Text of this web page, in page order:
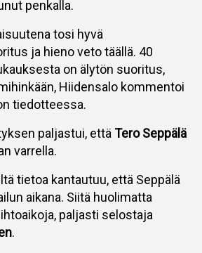
penkalla.
tosi hyvä
ja hieno veto täällä. 40
on älytön suoritus,
Hiidensalo kommentoi
tiedotteessa.
paljastui, että Tero Seppälä
varrella.
tietoa kantautuu, että Seppälä
aikana. Siitä huolimatta
paljasti selostaja
.